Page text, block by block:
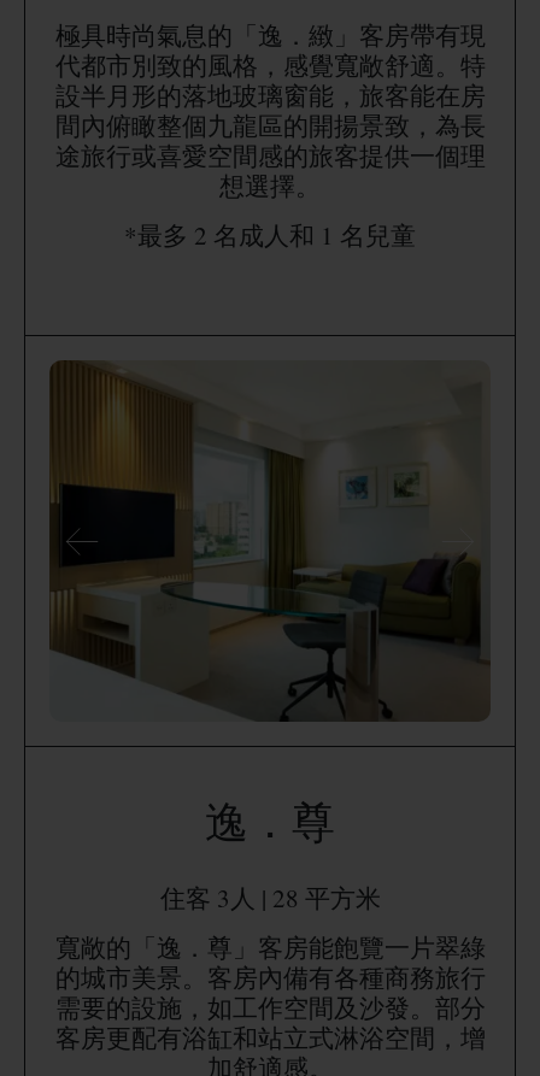
極具時尚氣息的「逸．緻」客房帶有現
代都市別致的風格，感覺寬敞舒適。特
設半月形的落地玻璃窗能，旅客能在房
間內俯瞰整個九龍區的開揚景致，為長
途旅行或喜愛空間感的旅客提供一個理
想選擇。
*最多 2 名成人和 1 名兒童
逸．尊
住客 3人 | 28 平方米
寬敞的「逸．尊」客房能飽覽一片翠綠
的城市美景。客房內備有各種商務旅行
需要的設施，如工作空間及沙發。部分
客房更配有浴缸和站立式淋浴空間，增
加舒適感。